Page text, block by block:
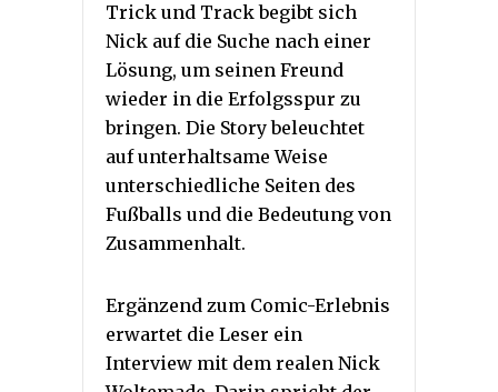
Trick und Track begibt sich
Nick auf die Suche nach einer
Lösung, um seinen Freund
wieder in die Erfolgsspur zu
bringen. Die Story beleuchtet
auf unterhaltsame Weise
unterschiedliche Seiten des
Fußballs und die Bedeutung von
Zusammenhalt.
Ergänzend zum Comic-Erlebnis
erwartet die Leser ein
Interview mit dem realen Nick